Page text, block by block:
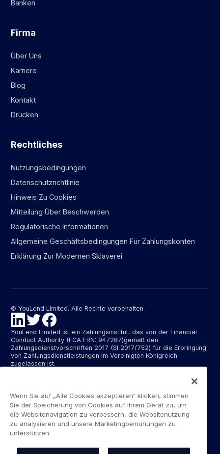
Banken
Firma
Über Uns
Karriere
Blog
Kontakt
Drücken
Rechtliches
Nutzungsbedingungen
Datenschutzrichtlinie
Hinweis Zu Cookies
Mitteilung Über Beschwerden
Regulatorische Informationen
Allgemeine Geschäftsbedingungen Für Zahlungskonten
Erklärung Zur Modernen Sklaverei
© YouLend Limited. Alle Rechte vorbehalten.
YouLend Limited ist ein Zahlungsinstitut, das von der Financial
Conduct Authority (FCA FRN: 947287)gemäß den
Zahlungsdienstvorschriften 2017 (SI 2017/752) für die Erbringung
von Zahlungsdienstleistungen im Vereinigten Königreich
zugelassen ist.
YouLend ApS ist ein Zahlungsinstitut, das von der dänischen
Erbringung von Zahlungsdienstleistungen zugelassen ist und
diese Zahlungsdienstleistungen in Dänemark sowie in
Deutschland und Frankreich im Rahmen des EU-Passporting-
Systems erbringt.
Die von YouLend Limited und YouLend ApS angebotenen
Abrechnungskonten für Händler, die von YouLend kontrolliert
Wenn Sie auf „Alle Cookies akzeptieren“ klicken, stimmen
Sie der Speicherung von Cookies auf Ihrem Gerät zu, um
die Websitenavigation zu verbessern, die Websitenutzung
zu analysieren und unsere Marketingbemühungen zu
unterstützen.